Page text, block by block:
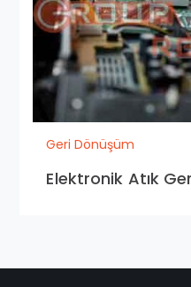
Geri Dönüşüm
Elektronik Atık